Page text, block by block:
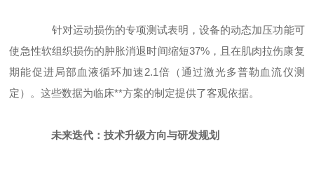
针对运动损伤的专项测试表明，设备的动态加压功能可
使急性软组织损伤的肿胀消退时间缩短37%，且在肌肉拉伤康复
期能促进局部血液循环加速2.1倍（通过激光多普勒血流仪测
定）。这些数据为临床**方案的制定提供了客观依据。
未来迭代：技术升级方向与研发规划